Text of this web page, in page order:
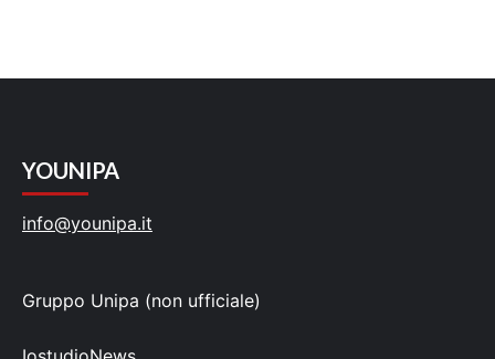
YOUNIPA
info@younipa.it
Gruppo Unipa (non ufficiale)